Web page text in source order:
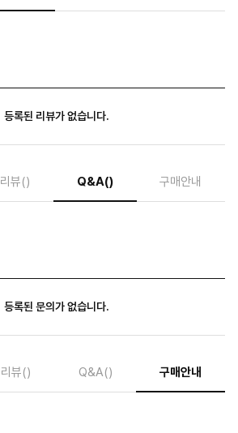
등록된 리뷰가 없습니다.
리뷰() Q&A() 구매안내
등록된 문의가 없습니다.
리뷰() Q&A() 구매안내